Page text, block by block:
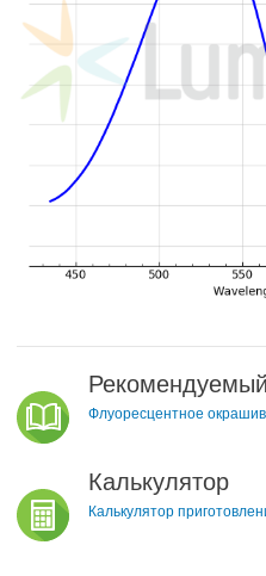
Флуоресцентное
Калькулятор
Калькулятор